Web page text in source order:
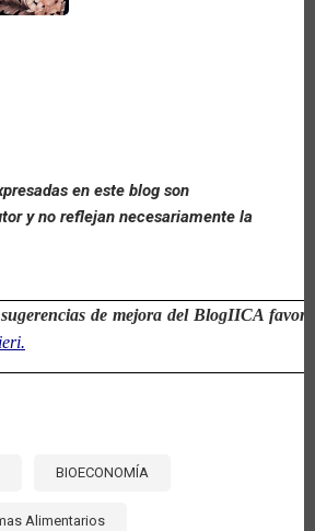
en este blog son
y no reflejan necesariamente la
de mejora del BlogIICA
BIOECONOMÍA
Alimentarios